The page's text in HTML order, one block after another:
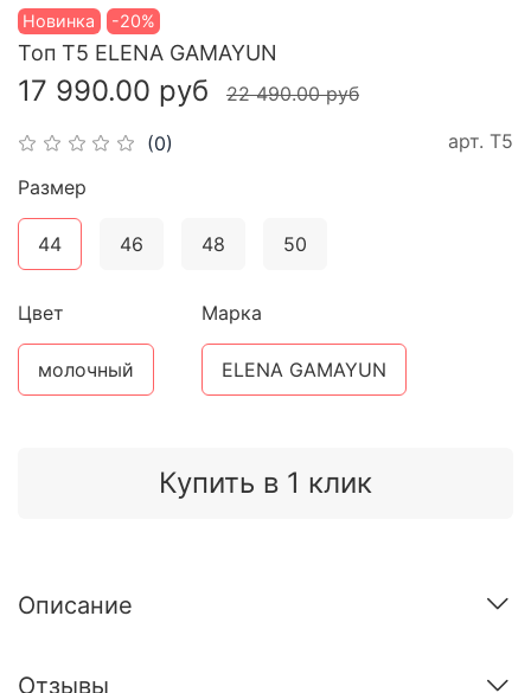
Новинка -20%
(0) арт. T5
Топ T5 ELENA GAMAYUN
17 990.00 руб 22 490.00 руб
Купить в 1 клик
Размер
44 46 48 50
Цвет
молочный
Марка
ELENA GAMAYUN
Описание
Отзывы